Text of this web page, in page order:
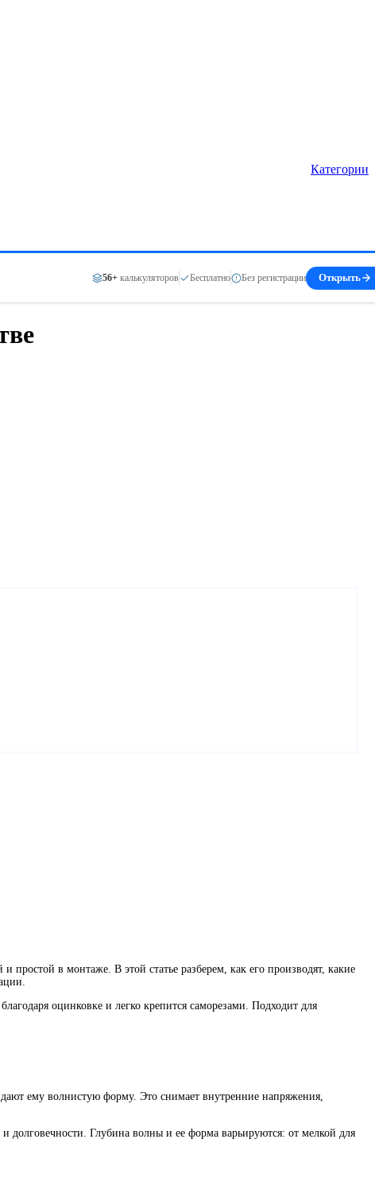
Категории
56+ калькуляторов Бесплатно Без регистрации Открыть
в монтаже. В этой статье разберем, как его производят, какие
оцинковке и легко крепится саморезами. Подходит для
ему волнистую форму. Это снимает внутренние напряжения,
долговечности. Глубина волны и ее форма варьируются: от мелкой для